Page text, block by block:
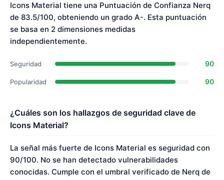
Icons Material tiene una Puntuación de Confianza Nerq
de 83.5/100, obteniendo un grado A-. Esta puntuación
se basa en 2 dimensiones medidas
independientemente.
Seguridad 90
Popularidad 90
¿Cuáles son los hallazgos de seguridad clave de
Icons Material?
La señal más fuerte de Icons Material es seguridad con
90/100. No se han detectado vulnerabilidades
conocidas. Cumple con el umbral verificado de Nerq de